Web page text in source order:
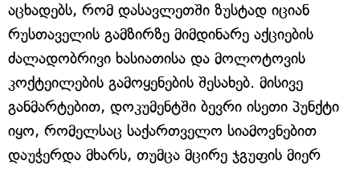
აცხადებს, რომ დასავლეთში ზუსტად იციან
რუსთაველის გამზირზე მიმდინარე აქციების
ძალადობრივი ხასიათისა და მოლოტოვის
კოქტეილების გამოყენების შესახებ. მისივე
განმარტებით, დოკუმენტში ბევრი ისეთი პუნქტი
იყო, რომელსაც საქართველო სიამოვნებით
დაუჭერდა მხარს, თუმცა მცირე ჯგუფის მიერ